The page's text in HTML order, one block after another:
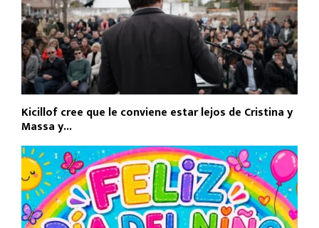
Kicillof cree que le conviene estar lejos de Cristina y
Massa y...